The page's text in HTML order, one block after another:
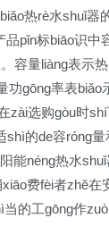
热rè水shuǐ器
品pǐn标biāo识中
容量liàng表示
功gōng率表biǎo
zài选购gòu时
shì的de容róng
能néng热水
费fèi者zhě
的工gōng作zuò